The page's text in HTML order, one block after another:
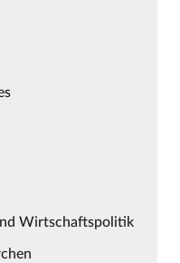
Wirtschaftspolitik